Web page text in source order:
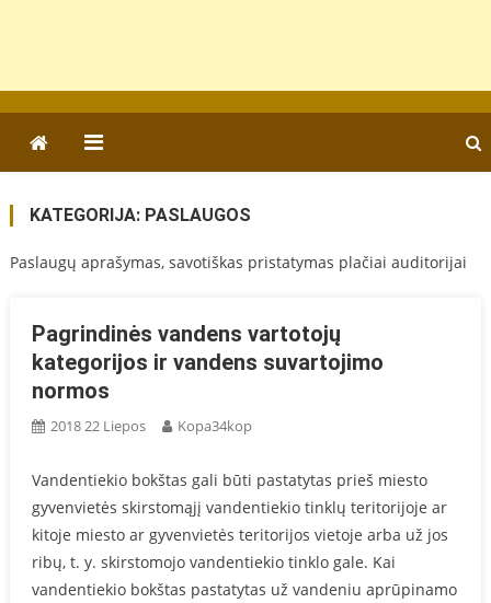
KATEGORIJA: PASLAUGOS
Paslaugų aprašymas, savotiškas pristatymas plačiai auditorijai
Pagrindinės vandens vartotojų
kategorijos ir vandens suvartojimo
normos
2018 22 Liepos Kopa34kop
Vandentiekio bokštas gali būti pastatytas prieš miesto
gyvenvietės skirstomąjį vandentiekio tinklų teritorijoje ar
kitoje miesto ar gyvenvietės teritorijos vietoje arba už jos
ribų, t. y. skirstomojo vandentiekio tinklo gale. Kai
vandentiekio bokštas pastatytas už vandeniu aprūpinamo